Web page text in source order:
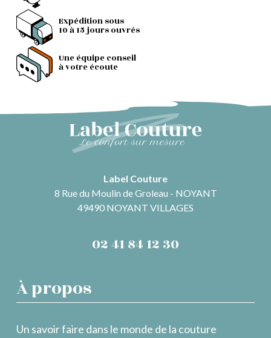
Expédition sous
10 à 15 jours ouvrés
Une équipe conseil
à votre écoute
Label Couture
8 Rue du Moulin de Groleau - NOYANT
49490 NOYANT VILLAGES
02 41 84 12 30
À propos
Un savoir faire dans le monde de la couture